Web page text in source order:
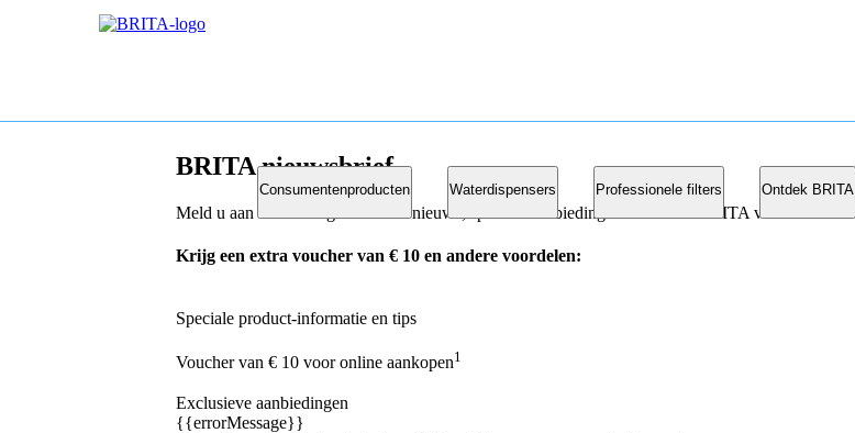
Consumentenproducten Waterdispensers Professionele filters Ontdek BRITA
BRITA nieuwsbrief
Meld u aan en ontvang het laatste nieuws, speciale aanbiedingen en andere BRITA voordelen
Krijg een extra voucher van € 10 en andere voordelen:
Speciale product-informatie en tips
Voucher van € 10 voor online aankopen1
Exclusieve aanbiedingen
{{errorMessage}}